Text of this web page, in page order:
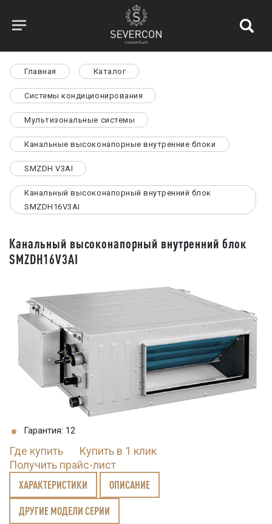
Главная Каталог
Системы кондиционирования
Мультизональные системы
Канальные высоконапорные внутренние блоки
SMZDH V3AI
Канальный высоконапорный внутренний блок
SMZDH16V3AI
Канальный высоконапорный внутренний блок
SMZDH16V3AI
Гарантия: 12
Где купить
Купить в 1 клик
Получить прайс-лист
ХАРАКТЕРИСТИКИ ОПИСАНИЕ
ДРУГИЕ МОДЕЛИ СЕРИИ